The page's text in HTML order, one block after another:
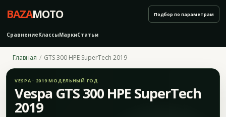
BAZAMOTO
СравнениеКлассыМаркиСтатьи
Подбор по параметрам
Главная GTS 300 HPE SuperTech 2019
VESPA · 2019 МОДЕЛЬНЫЙ ГОД
Vespa GTS 300 HPE SuperTech
2019